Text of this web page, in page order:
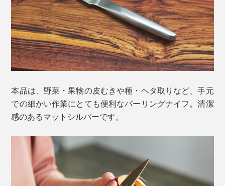
写真は 「パーリングナイフ／チタンブラック 」
ミシュランの星を獲得する世界のトップシェフにも厨房
で愛用されるプロ仕様ですが、料理が苦手な初心者でも
扱いやすくデザインされています。むしろ、これから料
理をはじめたい人にこそ、ぜひ使ってほしい包丁です。
（軸受）やドリルビット（切削工具）にも使用されてい
るほど強靭な鋼材。
それを、『hast.』が目指す硬さ（切れ味）と強さ（割
本品は、野菜・果物の皮むきや種・ヘタ取りなど、手元
での細かい作業にとても便利なパーリングナイフ。清潔
感のあるマットシルバーです。